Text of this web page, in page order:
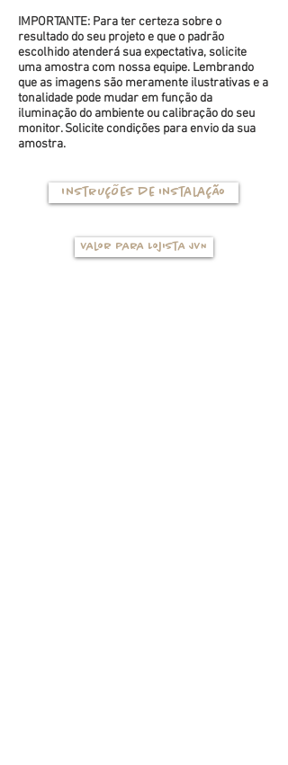
IMPORTANTE: Para ter certeza sobre o
resultado do seu projeto e que o padrão
escolhido atenderá sua expectativa, solicite
uma amostra com nossa equipe. Lembrando
que as imagens são meramente ilustrativas e a
tonalidade pode mudar em função da
iluminação do ambiente ou calibração do seu
monitor. Solicite condições para envio da sua
amostra.
Instruções de instalação
Valor para Lojista JVN